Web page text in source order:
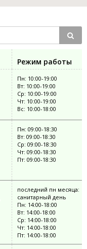
Режим работы
Пн: 10:00-19:00
Вт: 10:00-19:00
Ср: 10:00-19:00
Чт: 10:00-19:00
Вс: 10:00-18:00
Пн: 09:00-18:30
Вт: 09:00-18:30
Ср: 09:00-18:30
Чт: 09:00-18:30
Пт: 09:00-18:30
последний пн месяца:
санитарный день
Пн: 14:00-18:00
Вт: 14:00-18:00
Ср: 14:00-18:00
Чт: 14:00-18:00
Пт: 14:00-18:00